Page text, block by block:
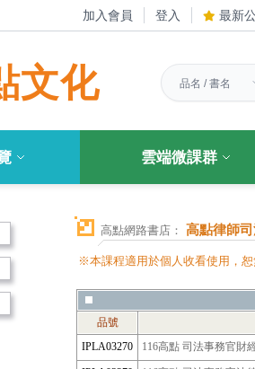
加入會員 登入 最新
文化
雲端微課群
高點網路書店： 高點律師
※本課程適用於個人收看使用，
品號
IPLA03270
116高點 司法事務官財